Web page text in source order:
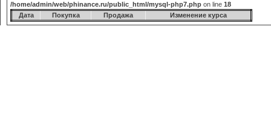
/home/admin/web/phinance.ru/public_html/mysql-php7.php on line 18
Дата
Покупка Продажа Изменение курса